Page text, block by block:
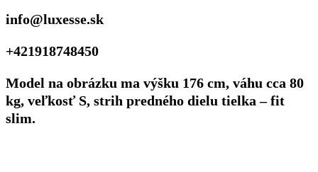
info@luxesse.sk
+421918748450
Model na obrázku ma výšku 176 cm, váhu cca 80
kg, veľkosť S, strih predného dielu tielka – fit
slim.